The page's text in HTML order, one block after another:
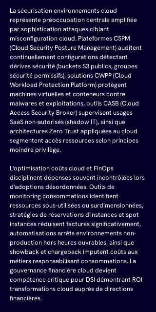
La sécurisation environnements cloud
représente préoccupation centrale amplifiée
par sophistication attaques ciblant
misconfiguration cloud. Plateformes CSPM
(Cloud Security Posture Management) auditent
continuellement configurations détectant
dérives sécurité (buckets S3 publics, groupes
sécurité permissifs), solutions CWPP (Cloud
Workload Protection Platform) protègent
machines virtuelles et conteneurs contre
malwares et exploitations, outils CASB (Cloud
Access Security Broker) supervisent usages
SaaS non-autorisés (shadow IT), ainsi que
architectures Zero Trust appliquées au cloud
segmentent accès ressources selon principes
moindre privilège.
L'optimisation coûts cloud et FinOps
disciplinent dépenses souvent incontrôlées lors
d'adoptions désordonnées. Outils de
monitoring consommations identifient
ressources sous-utilisées ou surdimensionnées,
stratégies de réservations d'instances et spot
instances réduisent factures significativement,
automatisations arrêts environnements non-
production hors heures ouvrables, ainsi que
showback et chargeback imputent coûts aux
métiers responsabilisant consommations. La
gouvernance financière cloud devient
compétence critique pour DSI démontrant ROI
transformations cloud auprès de directions
financières.